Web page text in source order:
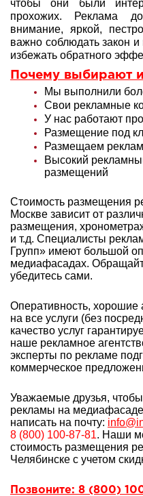
чтобы они были
прохожих. Реклама
внимание, яркой,
важно соблюдать закон
избежать обратного
Почему выбирают
Мы выполнили
Свои рекламные
У нас работают
Размещение под
Размещаем
Высокий
размещений
Стоимость размещения
Москве зависит от
размещения,
и т.д. Специалисты
Групп» имеют большой
медиафасадах.
убедитесь сами.
Оперативность, хорошие
на все услуги (без
качество услуг
наше рекламное
эксперты по рекламе
коммерческое
Уважаемые друзья,
рекламы на
написать на почту:
8 (800) 100-87-81. Наши
стоимость размещения
Челябинске с учетом
Позвоните: 8 (800)